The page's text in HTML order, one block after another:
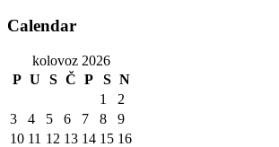
Calendar
kolovoz 2026
P U S Č P S N
1
2
3
4 5 6 7 8
9
10 11 12 13 14 15 16